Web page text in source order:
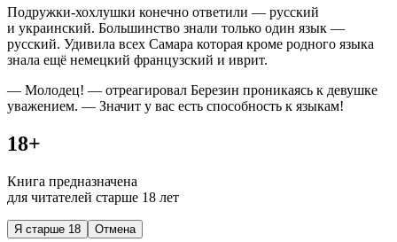
Подружки-хохлушки конечно ответили — русский
и украинский. Большинство знали только один язык —
русский. Удивила всех Самара которая кроме родного языка
знала ещё немецкий французский и иврит.
— Молодец! — отреагировал Березин проникаясь к девушке
уважением. — Значит у вас есть способность к языкам!
18+
Книга предназначена
для читателей старше 18 лет
Я старше 18 Отмена